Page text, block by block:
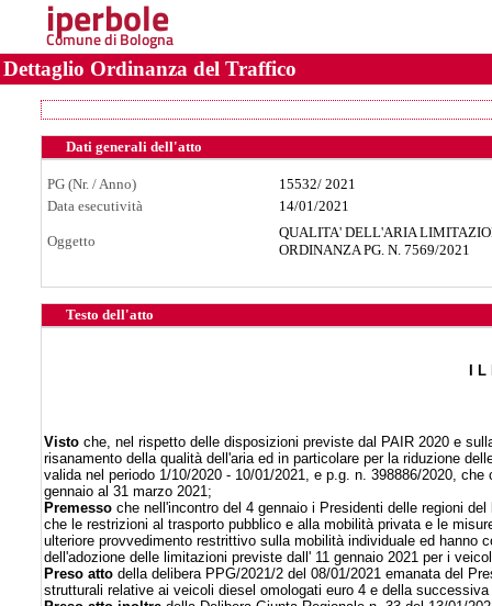
iperbole
Comune di Bologna
Dettaglio Ordinanza del Traffico
Dati generali dell'atto
PG (Nr. / Anno) 15532/ 2021
Data esecutività
14/01/2021
Oggetto
QUALITA' DELL'ARIA
ORDINANZA PG. N. 7569/2021
Testo dell'atto
I
Visto che, nel rispetto delle disposizioni previste dal PAIR 2020 e
risanamento della qualità dell'aria ed in particolare per la riduzione
valida nel periodo 1/10/2020 - 10/01/2021, e p.g. n. 398886/2020,
gennaio al 31 marzo 2021;
Premesso che nell'incontro del 4 gennaio i Presidenti delle regioni
che le restrizioni al trasporto pubblico e alla mobilità privata e le
ulteriore provvedimento restrittivo sulla mobilità individuale ed
dell'adozione delle limitazioni previste dall' 11 gennaio 2021 per i
Preso atto della delibera PPG/2021/2 del 08/01/2021 emanata del
strutturali relative ai veicoli diesel omologati euro 4 e della